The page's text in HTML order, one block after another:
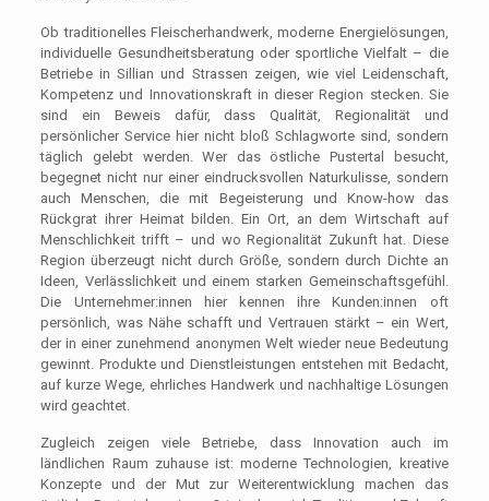
Ob traditionelles Fleischerhandwerk, moderne Energielösungen,
individuelle Gesundheitsberatung oder sportliche Vielfalt – die
Betriebe in Sillian und Strassen zeigen, wie viel Leidenschaft,
Kompetenz und Innovationskraft in dieser Region stecken. Sie
sind ein Beweis dafür, dass Qualität, Regionalität und
persönlicher Service hier nicht bloß Schlagworte sind, sondern
täglich gelebt werden. Wer das östliche Pustertal besucht,
begegnet nicht nur einer eindrucksvollen Naturkulisse, sondern
auch Menschen, die mit Begeisterung und Know-how das
Rückgrat ihrer Heimat bilden. Ein Ort, an dem Wirtschaft auf
Menschlichkeit trifft – und wo Regionalität Zukunft hat. Diese
Region überzeugt nicht durch Größe, sondern durch Dichte an
Ideen, Verlässlichkeit und einem starken Gemeinschaftsgefühl.
Die Unternehmer:innen hier kennen ihre Kunden:innen oft
persönlich, was Nähe schafft und Vertrauen stärkt – ein Wert,
der in einer zunehmend anonymen Welt wieder neue Bedeutung
gewinnt. Produkte und Dienstleistungen entstehen mit Bedacht,
auf kurze Wege, ehrliches Handwerk und nachhaltige Lösungen
wird geachtet.
Zugleich zeigen viele Betriebe, dass Innovation auch im
ländlichen Raum zuhause ist: moderne Technologien, kreative
Konzepte und der Mut zur Weiterentwicklung machen das